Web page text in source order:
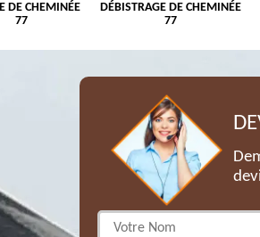
DE CHEMINÉE
77
DÉBISTRAGE DE CHEMINÉE
77